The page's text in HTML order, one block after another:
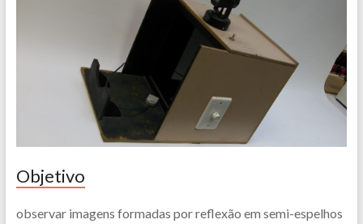
Objetivo
observar imagens formadas por reflexão em semi-espelhos